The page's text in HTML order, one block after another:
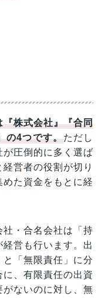
株式会社』『合同
の4つです。ただし
圧倒的に多く選ば
営者の役割が切り
た資金をもとに経
・合名会社は「持
営も行います。出
「無限責任」に分
、有限責任の出資
ないのに対し、無